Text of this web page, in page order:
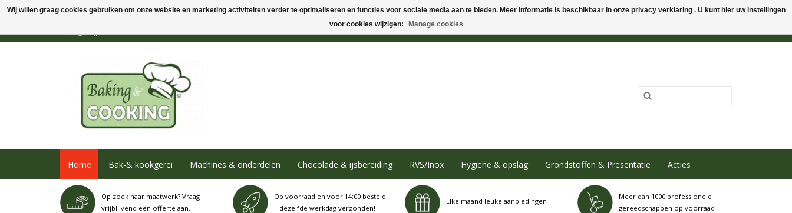
Home Bak-& kookgerei Machines & onderdelen Chocolade & ijsbereiding RVS/Inox Hygiëne & opslag Grondstoffen & Presentatie Acties
Op zoek naar maatwerk? Vraag
vrijblijvend een offerte aan.
Op voorraad en voor 14:00 besteld
= dezelfde werkdag verzonden!
Elke maand leuke aanbiedingen
Meer dan 1000 professionele
gereedschappen op voorraad
Wij willen graag cookies gebruiken om onze website en marketing activiteiten verder te optimaliseren en functies voor sociale media aan te bieden. Meer informatie is beschikbaar in onze privacy verklaring . U kunt hier uw instellingen
voor cookies wijzigen:
Manage cookies